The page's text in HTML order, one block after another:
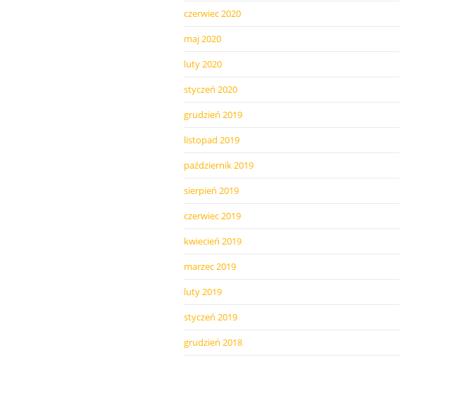
czerwiec 2020
maj 2020
luty 2020
styczeń 2020
grudzień 2019
listopad 2019
październik 2019
sierpień 2019
czerwiec 2019
kwiecień 2019
marzec 2019
luty 2019
styczeń 2019
grudzień 2018